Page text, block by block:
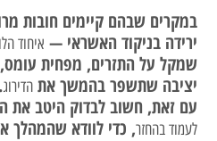
במקרים שבהם קיימים חובות
ירידה בניקוד האשראי — איחוד
שמקל על התזרים, מפחית עומס,
יציבה שתשפר בהמשך אתהדירוג.
עם זאת, חשוב לבדוק היטב את
לעמוד בהחזר, כדי לוודא שהמהלך